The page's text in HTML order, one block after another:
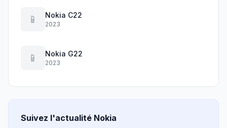
📱 Nokia C22
2023
📱 Nokia G22
2023
Suivez l'actualité Nokia